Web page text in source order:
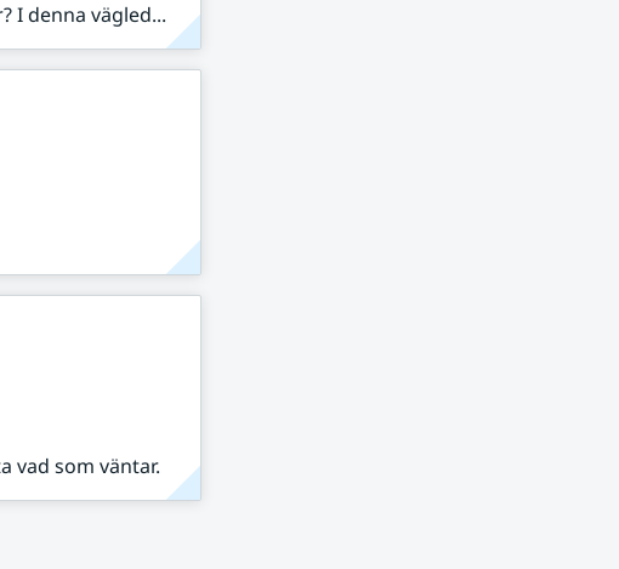
I denna vägled...
vad som väntar.